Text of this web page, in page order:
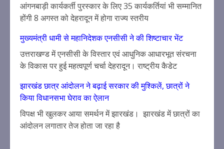
आंगनबाड़ी कार्यकर्ती पुरस्कार के लिए 35 कार्यकर्तियां भी सम्मानित
होंगी 8 अगस्त को देहरादून में होगा राज्य स्तरीय
मुख्यमंत्री धामी से महानिदेशक एनसीसी ने की शिष्टाचार भेंट
उत्तराखण्ड में एनसीसी के विस्तार एवं आधुनिक आधारभूत संरचना
के विकास पर हुई महत्वपूर्ण चर्चा देहरादून। राष्ट्रीय कैडेट
झारखंड छात्र आंदोलन ने बढ़ाई सरकार की मुश्किलें, छात्रों ने
किया विधानसभा घेराव का ऐलान
विपक्ष भी खुलकर आया समर्थन में झारखंड। झारखंड में छात्रों का
आंदोलन लगातार तेज होता जा रहा है